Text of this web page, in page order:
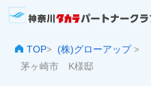
TOP> (株)グローアップ>
茅ヶ崎市 K様邸